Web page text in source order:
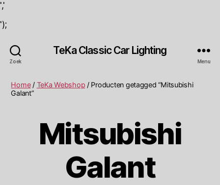
','
');
Zoek
TeKa Classic Car Lighting
Menu
Home/ TeKa Webshop / Producten getagged “Mitsubishi
Galant”
Mitsubishi
Galant